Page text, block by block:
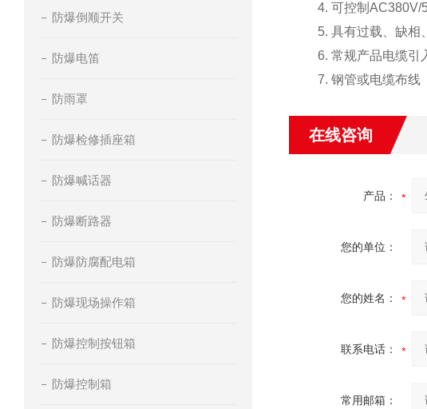
防爆倒顺开关
防爆电笛
防雨罩
防爆检修插座箱
防爆喊话器
防爆断路器
防爆防腐配电箱
防爆现场操作箱
防爆控制按钮箱
防爆控制箱
4. 可控制AC380V/
5. 具有过载、缺相
6. 常规产品电缆引
7. 钢管或电缆布线
在线咨询
产品：
您的单位：
您的姓名：
联系电话：
常用邮箱：